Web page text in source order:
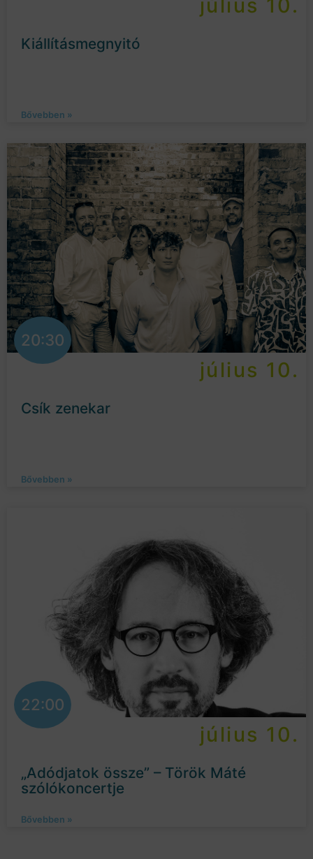
július 10.
Kiállításmegnyitó
Bővebben »
20:30
július 10.
Csík zenekar
Bővebben »
22:00
július 10.
„Adódjatok össze” – Török Máté
szólókoncertje
Bővebben »